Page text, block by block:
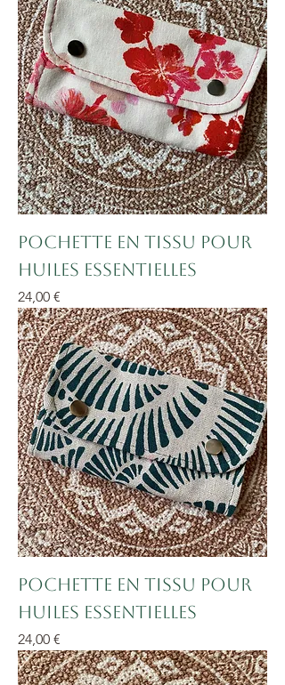
Pochette en tissu pour
huiles essentielles
Prix
24,00 €
Pochette en tissu pour
huiles essentielles
Prix
24,00 €